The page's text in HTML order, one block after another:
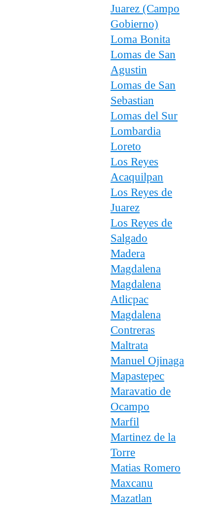
Juarez (Campo
Gobierno)
Loma Bonita
Lomas de San
Agustin
Lomas de San
Sebastian
Lomas del Sur
Lombardia
Loreto
Los Reyes
Acaquilpan
Los Reyes de
Juarez
Los Reyes de
Salgado
Madera
Magdalena
Magdalena
Atlicpac
Magdalena
Contreras
Maltrata
Manuel Ojinaga
Mapastepec
Maravatio de
Ocampo
Marfil
Martinez de la
Torre
Matias Romero
Maxcanu
Mazatlan